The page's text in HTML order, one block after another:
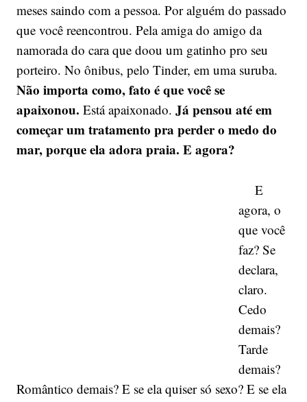
meses saindo com a pessoa. Por alguém do passado
que você reencontrou. Pela amiga do amigo da
namorada do cara que doou um gatinho pro seu
porteiro. No ônibus, pelo Tinder, em uma suruba.
Não importa como, fato é que você se
apaixonou. Está apaixonado. Já pensou até em
começar um tratamento pra perder o medo do
mar, porque ela adora praia. E agora?
E
agora, o
que você
faz? Se
declara,
claro.
Cedo
demais?
Tarde
demais?
Romântico demais? E se ela quiser só sexo? E se ela